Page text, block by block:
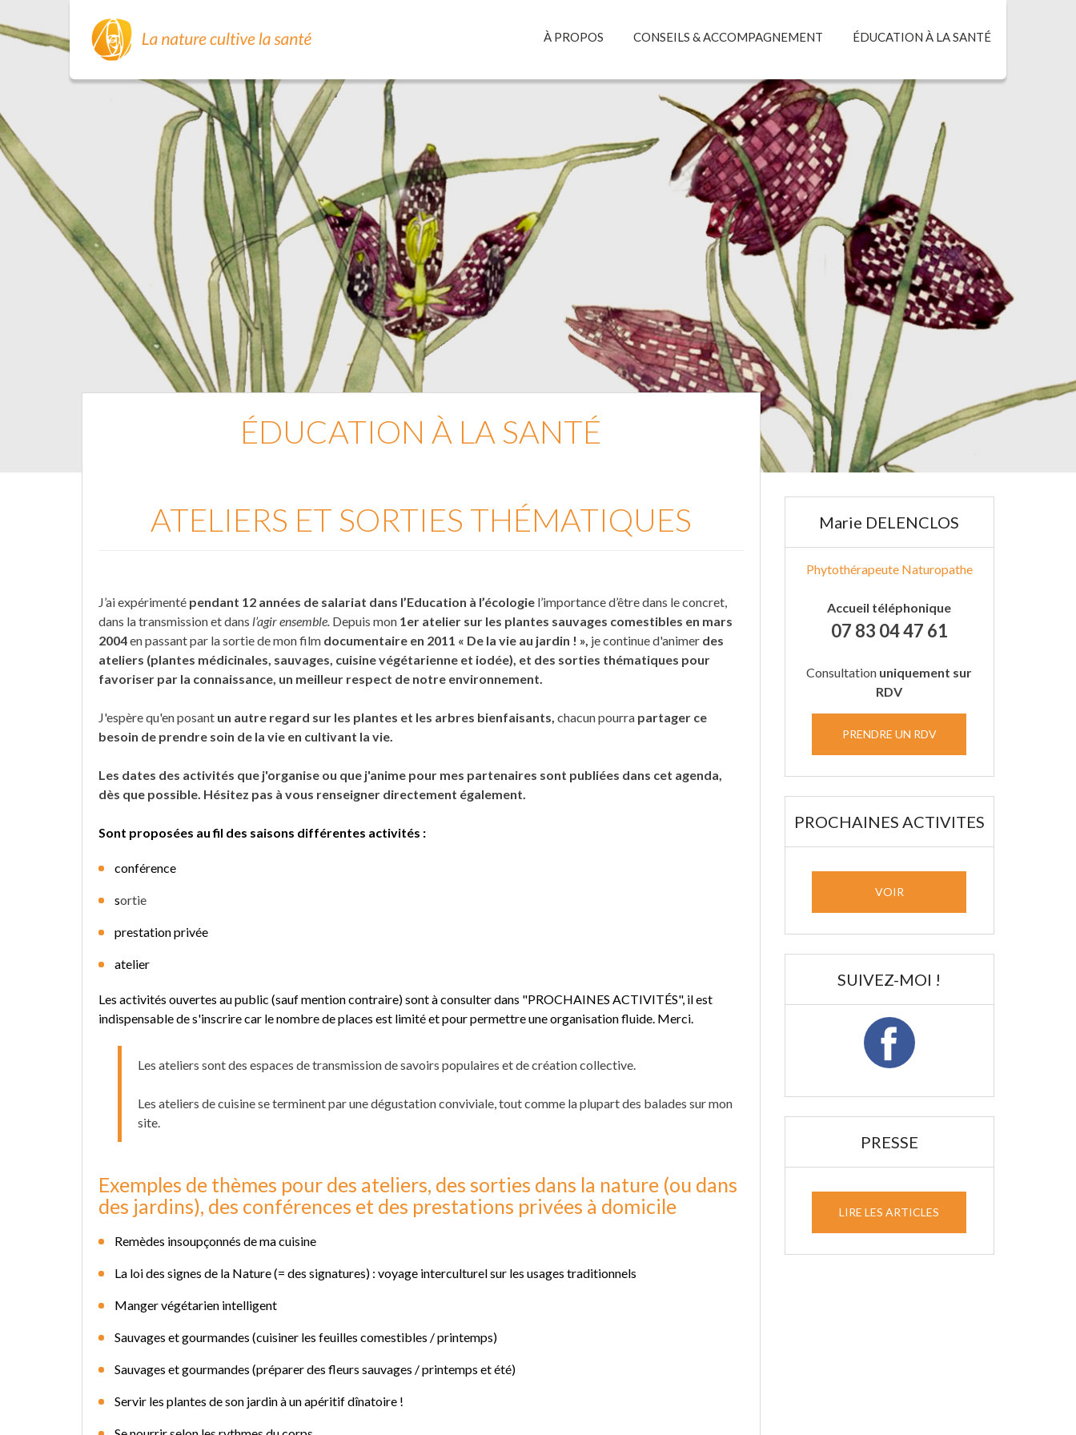
À PROPOS CONSEILS & ACCOMPAGNEMENT ÉDUCATION À LA SANTÉ
ÉDUCATION À LA SANTÉ
ATELIERS ET SORTIES THÉMATIQUES
J’ai expérimenté pendant 12 années de salariat dans l’Education à l’écologie l’importance d’être dans le concret,
dans la transmission et dans l’agir ensemble. Depuis mon 1er atelier sur les plantes sauvages comestibles en mars
2004en passant par la sortie de mon film documentaire en 2011 « De la vie au jardin ! », je continue d'animer des
ateliers (plantes médicinales, sauvages, cuisine végétarienne et iodée), et des sorties thématiques pour
favoriser par la connaissance, un meilleur respect de notre environnement.
J'espère qu'en posant un autre regard sur les plantes et les arbres bienfaisants, chacun pourra partager ce
besoin de prendre soin de la vie en cultivant la vie.
Les dates des activités que j'organise ou que j'anime pour mes partenaires sont publiées dans cet agenda,
dès que possible. Hésitez pas à vous renseigner directement également.
Sont proposées au fil des saisons différentes activités :
conférence
sortie
prestation privée
atelier
Les activités ouvertes au public (sauf mention contraire) sont à consulter dans "PROCHAINES ACTIVITÉS", il est
indispensable de s'inscrire car le nombre de places est limité et pour permettre une organisation fluide. Merci.
Les ateliers sont des espaces de transmission de savoirs populaires et de création collective.
Les ateliers de cuisine se terminent par une dégustation conviviale, tout comme la plupart des balades sur mon
site.
Exemples de thèmes pour des ateliers, des sorties dans la nature (ou dans
des jardins), des conférences et des prestations privées à domicile
Remèdes insoupçonnés de ma cuisine
La loi des signes de la Nature (= des signatures) : voyage interculturel sur les usages traditionnels
Manger végétarien intelligent
Sauvages et gourmandes (cuisiner les feuilles comestibles / printemps)
Sauvages et gourmandes (préparer des fleurs sauvages / printemps et été)
Servir les plantes de son jardin à un apéritif dînatoire !
Marie DELENCLOS
Phytothérapeute Naturopathe
Accueil téléphonique
07 83 04 47 61
Consultation uniquement sur
RDV
PRENDRE UN RDV
PROCHAINES ACTIVITES
VOIR
SUIVEZ-MOI !
PRESSE
LIRE LES ARTICLES